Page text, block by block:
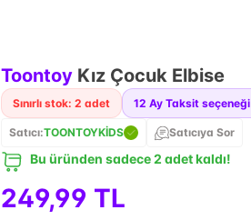
Toontoy Kız Çocuk Elbise
Sınırlı stok: 2 adet 12 Ay Taksit seçeneği
Satıcı:TOONTOYKİDS Satıcıya Sor
Bu üründen sadece 2 adet kaldı!
249,99 TL